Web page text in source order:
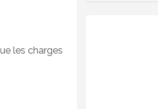
les charges